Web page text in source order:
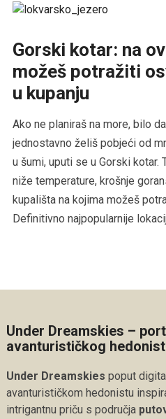
Gorski kotar: na
možeš potražiti
u kupanju
Ako ne planiraš na more, bilo
jednostavno želiš pobjeći od
u šumi, uputi se u Gorski kotar.
niže temperature, krošnje
kupališta na kojima možeš
Definitivno najpopularnije
Under Dreamskies –
avanturističkog
Under Dreamskies poput
avanturističkom hedonistu
intrigantnu priču s područja